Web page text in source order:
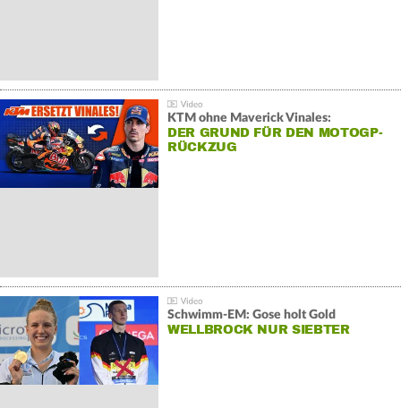
KTM ohne Maverick Vinales:
DER GRUND FÜR DEN MOTOGP-
RÜCKZUG
Schwimm-EM: Gose holt Gold
WELLBROCK NUR SIEBTER